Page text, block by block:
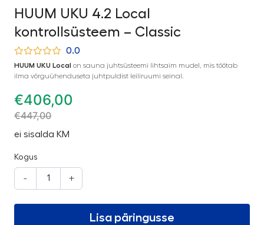
HUUM UKU 4.2 Local
kontrollsüsteem – Classic
0.0
HUUM UKU Local on sauna juhtsüsteemi lihtsaim mudel, mis töötab
ilma võrguühenduseta juhtpuldist leiliruumi seinal.
€406,00
€447,00
ei sisalda KM
Kogus
- +
Lisa päringusse